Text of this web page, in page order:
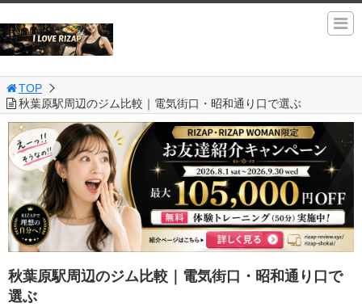
TOP
秋葉原駅周辺のジム比較｜電気街口・昭和通り口で選ぶ
秋葉原駅周辺のジム比較｜電気街口・昭和通り口で
選ぶ